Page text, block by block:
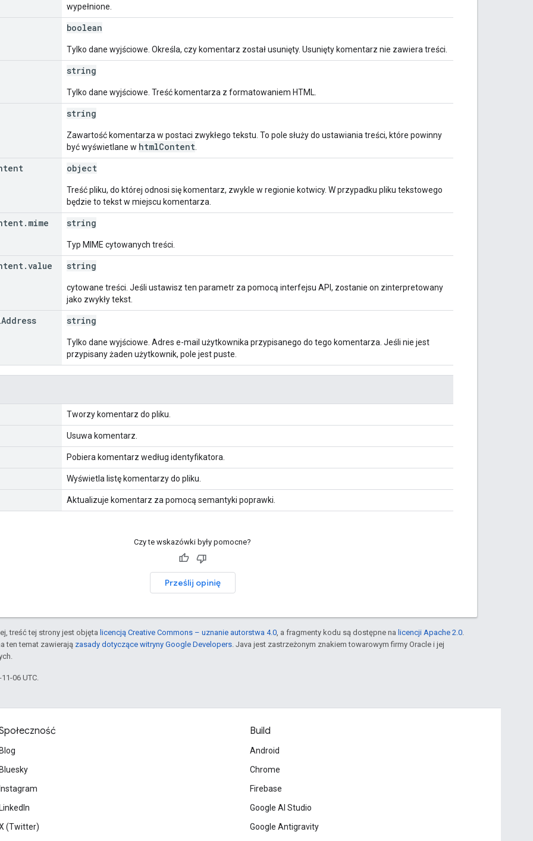
wypełnione.
boolean
Tylko dane wyjściowe. Określa, czy komentarz został usunięty. Usunięty komentarz nie zawiera treści.
string
Tylko dane wyjściowe. Treść komentarza z formatowaniem HTML.
string
Zawartość komentarza w postaci zwykłego tekstu. To pole służy do ustawiania treści, które powinny
być wyświetlane w htmlContent
object
Treść pliku, do której odnosi się komentarz, zwykle w regionie kotwicy. W przypadku pliku tekstowego
będzie to tekst w miejscu komentarza.
. mime
string
Typ MIME cytowanych treści.
.value string
cytowane treści. Jeśli ustawisz ten parametr za pomocą interfejsu API, zostanie on zinterpretowany
jako zwykły tekst.
Address string
Tylko dane wyjściowe. Adres e-mail użytkownika przypisanego do tego komentarza. Jeśli nie jest
przypisany żaden użytkownik, pole jest puste.
Tworzy komentarz do pliku.
Usuwa komentarz.
Pobiera komentarz według identyfikatora.
Wyświetla listę komentarzy do pliku.
Aktualizuje komentarz za pomocą semantyki poprawki.
Czy te wskazówki były pomocne?
Prześlij opinię
treść tej strony jest objęta licencją Creative Commons – uznanie autorstwa 4.0 , a fragmenty kodu są dostępne na licencji Apache 2.0
ten temat zawierają zasady dotyczące witryny Google Developers . Java jest zastrzeżonym znakiem towarowym firmy Oracle i jej
06 UTC.
Blog
Bluesky
Instagram
LinkedIn
(Twitter)
Build
Android
Chrome
Firebase
Google AI Studio
Google Antigravity